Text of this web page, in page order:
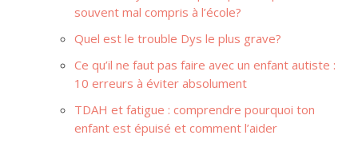
souvent mal compris à l’école?
Quel est le trouble Dys le plus grave?
Ce qu’il ne faut pas faire avec un enfant autiste :
10 erreurs à éviter absolument
TDAH et fatigue : comprendre pourquoi ton
enfant est épuisé et comment l’aider